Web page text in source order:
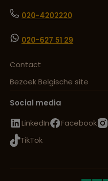
020-4202220
020-627 51 29
Contact
Bezoek Belgische site
Social media
LinkedIn
Facebook
TikTok